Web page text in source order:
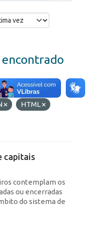
Organizações:
HTML
capitais
contemplam os
ou encerradas
do sistema de